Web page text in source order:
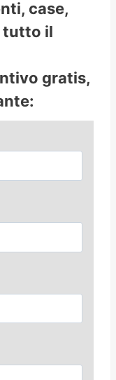
case,
tutto il
gratis,